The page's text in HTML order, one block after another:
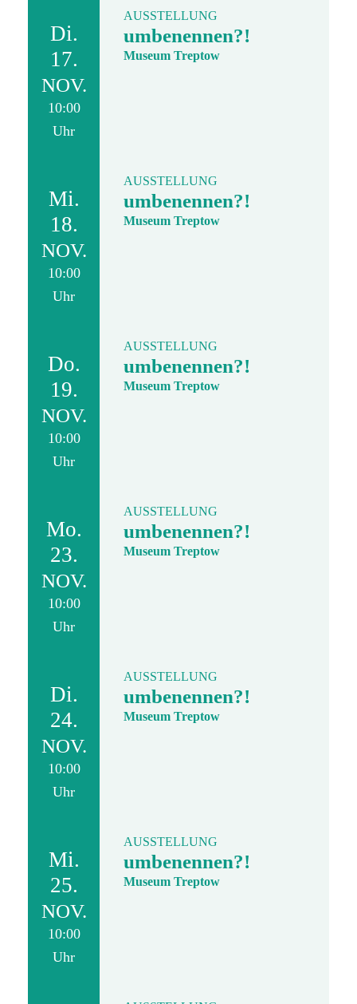
Di.
17.
NOV.
10:00
Uhr
AUSSTELLUNG
umbenennen?!
Museum Treptow
Mi.
18.
NOV.
10:00
Uhr
AUSSTELLUNG
umbenennen?!
Museum Treptow
Do.
19.
NOV.
10:00
Uhr
AUSSTELLUNG
umbenennen?!
Museum Treptow
Mo.
23.
NOV.
10:00
Uhr
AUSSTELLUNG
umbenennen?!
Museum Treptow
Di.
24.
NOV.
10:00
Uhr
AUSSTELLUNG
umbenennen?!
Museum Treptow
Mi.
25.
NOV.
10:00
Uhr
AUSSTELLUNG
umbenennen?!
Museum Treptow